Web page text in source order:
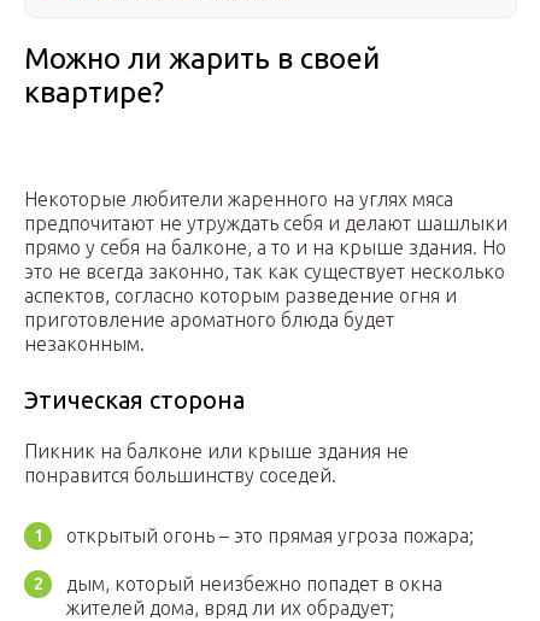
Можно ли жарить в своей
квартире?
Некоторые любители жаренного на углях мяса
предпочитают не утруждать себя и делают шашлыки
прямо у себя на балконе, а то и на крыше здания. Но
это не всегда законно, так как существует несколько
аспектов, согласно которым разведение огня и
приготовление ароматного блюда будет
незаконным.
Этическая сторона
Пикник на балконе или крыше здания не
понравится большинству соседей.
открытый огонь – это прямая угроза пожара;
дым, который неизбежно попадет в окна
жителей дома, вряд ли их обрадует;